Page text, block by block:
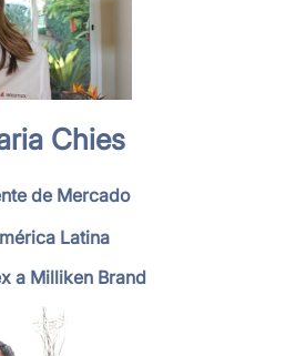
Chies
de Mercado
Latina
a Milliken Brand